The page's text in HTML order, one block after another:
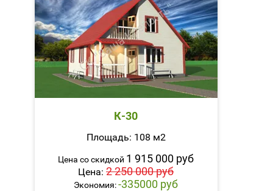
К-30
Площадь: 108 м2
Цена со скидкой 1 915 000 руб
Цена: 2 250 000 руб
Экономия:-335000 руб